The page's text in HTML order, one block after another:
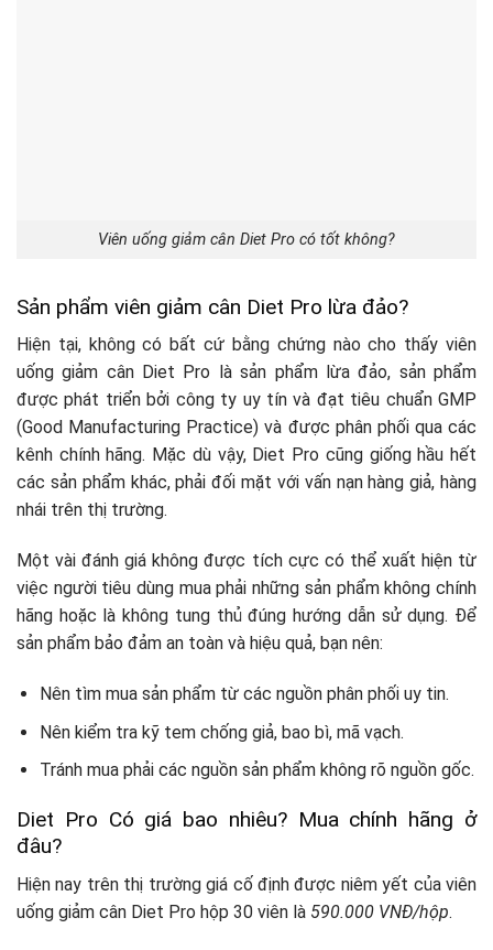
Viên uống giảm cân Diet Pro có tốt không?
Sản phẩm viên giảm cân Diet Pro lừa đảo?
Hiện tại, không có bất cứ bằng chứng nào cho thấy viên
uống giảm cân Diet Pro là sản phẩm lừa đảo, sản phẩm
được phát triển bởi công ty uy tín và đạt tiêu chuẩn GMP
(Good Manufacturing Practice) và được phân phối qua các
kênh chính hãng. Mặc dù vậy, Diet Pro cũng giống hầu hết
các sản phẩm khác, phải đối mặt với vấn nạn hàng giả, hàng
nhái trên thị trường.
Một vài đánh giá không được tích cực có thể xuất hiện từ
việc người tiêu dùng mua phải những sản phẩm không chính
hãng hoặc là không tung thủ đúng hướng dẫn sử dụng. Để
sản phẩm bảo đảm an toàn và hiệu quả, bạn nên:
Nên tìm mua sản phẩm từ các nguồn phân phối uy tin.
Nên kiểm tra kỹ tem chống giả, bao bì, mã vạch.
Tránh mua phải các nguồn sản phẩm không rõ nguồn gốc.
Diet Pro Có giá bao nhiêu? Mua chính hãng ở
đâu?
Hiện nay trên thị trường giá cố định được niêm yết của viên
uống giảm cân Diet Pro hộp 30 viên là 590.000 VNĐ/hộp.